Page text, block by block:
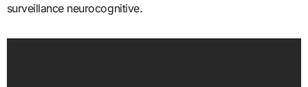
surveillance neurocognitive.